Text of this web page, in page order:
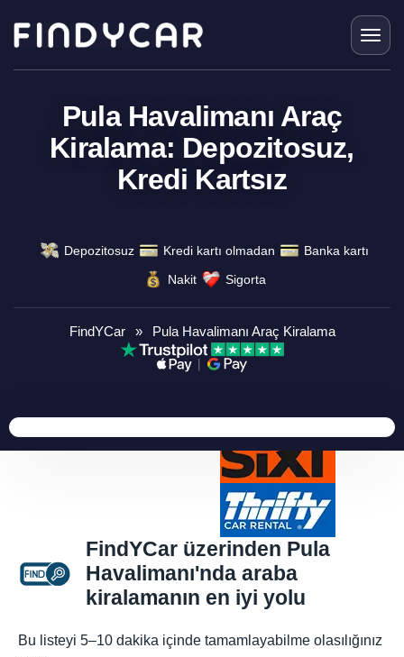
content
Pula Havalimanı Araç
Kiralama: Depozitosuz,
Kredi Kartsız
Depozitosuz Kredi kartı olmadan
Banka kartı
Nakit
Sigorta
FindYCar » Pula Havalimanı Araç Kiralama
FindYCar üzerinden Pula
Havalimanı'nda araba
kiralamanın en iyi yolu
Bu listeyi 5–10 dakika içinde tamamlayabilme olasılığınız